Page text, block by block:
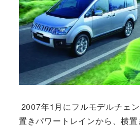
2007年1月にフルモデルチェ
置きパワートレインから、横